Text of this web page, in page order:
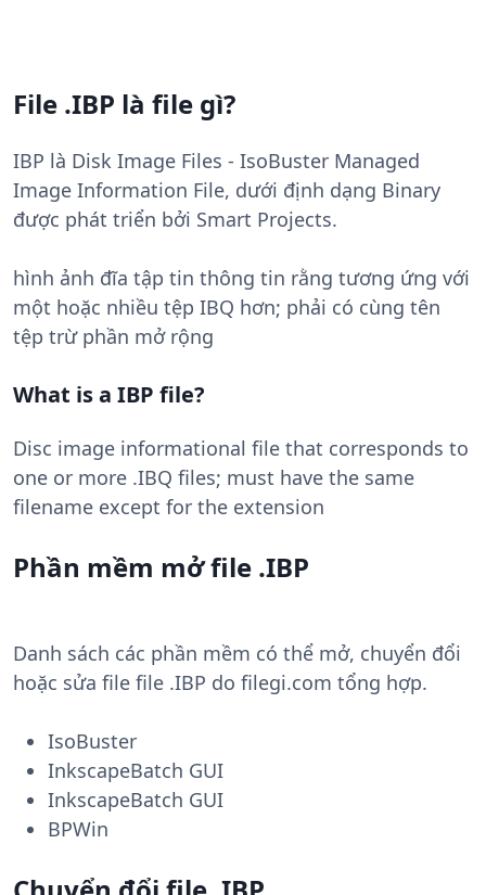
File .IBP là file gì?
IBP là Disk Image Files - IsoBuster Managed
Image Information File, dưới định dạng Binary
được phát triển bởi Smart Projects.
hình ảnh đĩa tập tin thông tin rằng tương ứng với
một hoặc nhiều tệp IBQ hơn; phải có cùng tên
tệp trừ phần mở rộng
What is a IBP file?
Disc image informational file that corresponds to
one or more .IBQ files; must have the same
filename except for the extension
Phần mềm mở file .IBP
Danh sách các phần mềm có thể mở, chuyển đổi
hoặc sửa file file .IBP do filegi.com tổng hợp.
IsoBuster
InkscapeBatch GUI
InkscapeBatch GUI
BPWin